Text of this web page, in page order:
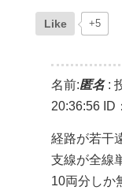
Like +5
名前:匿名:
20:36:56
経路が若干
支線が全線
10両分しか